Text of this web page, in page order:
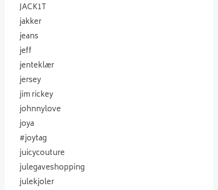
JACK1T
jakker
jeans
jeff
jenteklær
jersey
jim rickey
johnnylove
joya
#joytag
juicycouture
julegaveshopping
julekjoler